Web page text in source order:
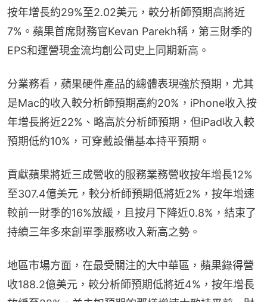
按年增長約29%至2.02美元，較分析師預期高將近
7%。蘋果首席財務官Kevan Parekh稱，第三財季的
EPS和運營現金流均創公司史上同期新高。
分業務看，蘋果硬件產品的總體表現強於預期，尤其
是Mac的收入較分析師預期高約20%，iPhone收入按
年增長將近22%、略高於分析師預期，但iPad收入較
預期低約10%，可穿戴設備基本持平預期。
貢獻蘋果將近三成營收的服務業務營收按年增長12%
至307.4億美元，較分析師預期低將近2%，按年增速
較前一財季的16%放緩，且按月下降近0.8%，結束了
持續三年多來創單季服務收入新高之勢。
地區市場方面，在最受關注的大中華區，蘋果錄得營
收188.2億美元，較分析師預期低將近4%，按年增長